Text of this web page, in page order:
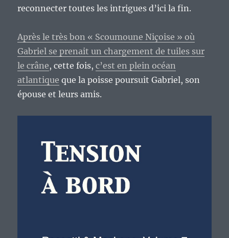
reconnecter toutes les intrigues d’ici la fin.
Après le très bon « Scoumoune Niçoise » où
Gabriel se prenait un chargement de tuiles sur
le crâne, cette fois,c’est en plein océan
atlantique que la poisse poursuit Gabriel, son
épouse et leurs amis.